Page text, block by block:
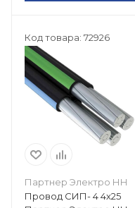
Код товара: 72926
Партнер Электро НН
Провод СИП- 4 4х25